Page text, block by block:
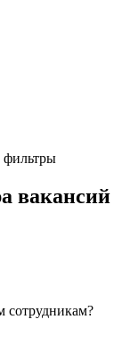
фильтры
вакансий
сотрудникам?